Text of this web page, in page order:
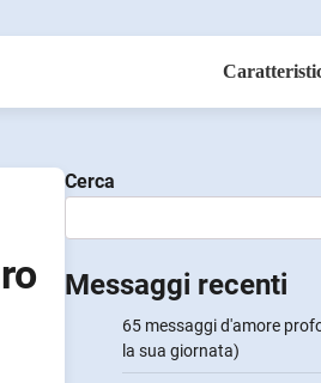
Cerca
Messaggi recenti
65 messaggi d'amore
la sua giornata)